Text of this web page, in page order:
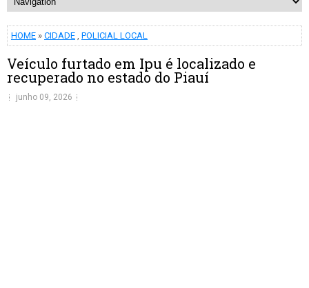
HOME » CIDADE , POLICIAL LOCAL
Veículo furtado em Ipu é localizado e
recuperado no estado do Piauí
junho 09, 2026